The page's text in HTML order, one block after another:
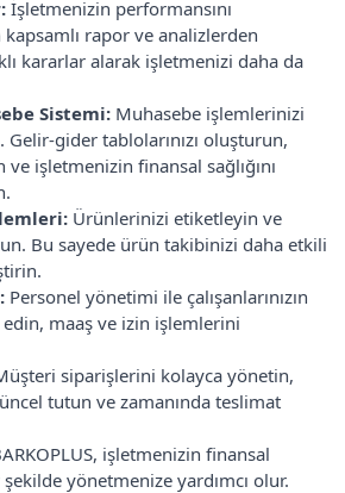
İşletmenizin performansını
rapor ve analizlerden
kararlar alarak işletmenizi daha da
Sistemi:Muhasebe işlemlerinizi
Gelir-gider tablolarınızı oluşturun,
işletmenizin finansal sağlığını
Ürünlerinizi etiketleyin ve
Bu sayede ürün takibinizi daha etkili
Personel yönetimi ile çalışanlarınızın
edin, maaş ve izin işlemlerini
siparişlerini kolayca yönetin,
tutun ve zamanında teslimat
işletmenizin finansal
yönetmenize yardımcı olur.